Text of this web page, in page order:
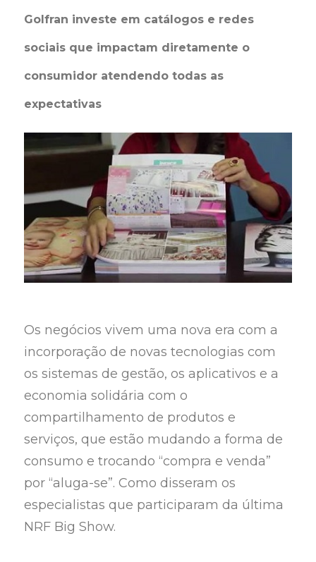
Golfran investe em catálogos e redes
sociais que impactam diretamente o
consumidor atendendo todas as
expectativas
Os negócios vivem uma nova era com a
incorporação de novas tecnologias com
os sistemas de gestão, os aplicativos e a
economia solidária com o
compartilhamento de produtos e
serviços, que estão mudando a forma de
consumo e trocando “compra e venda”
por “aluga-se”. Como disseram os
especialistas que participaram da última
NRF Big Show.